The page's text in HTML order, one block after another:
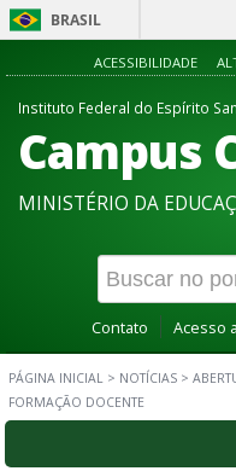
BRASIL
ACESSIBILIDADE
Instituto Federal do Espírito
Campus
MINISTÉRIO DA
Contato Acesso
PÁGINA INICIAL > NOTÍCIAS >
FORMAÇÃO DOCENTE